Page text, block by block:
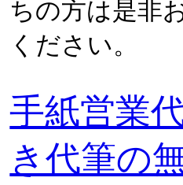
ちの方は是非
ください。
手紙営業
き代筆の